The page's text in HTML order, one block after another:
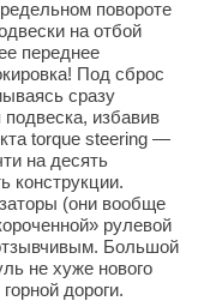
повороте
на отбой
переднее
Под сброс
сразу
избавив
torque steering —
на десять
конструкции.
(они вообще
рулевой
Большой
не хуже нового
дороги.